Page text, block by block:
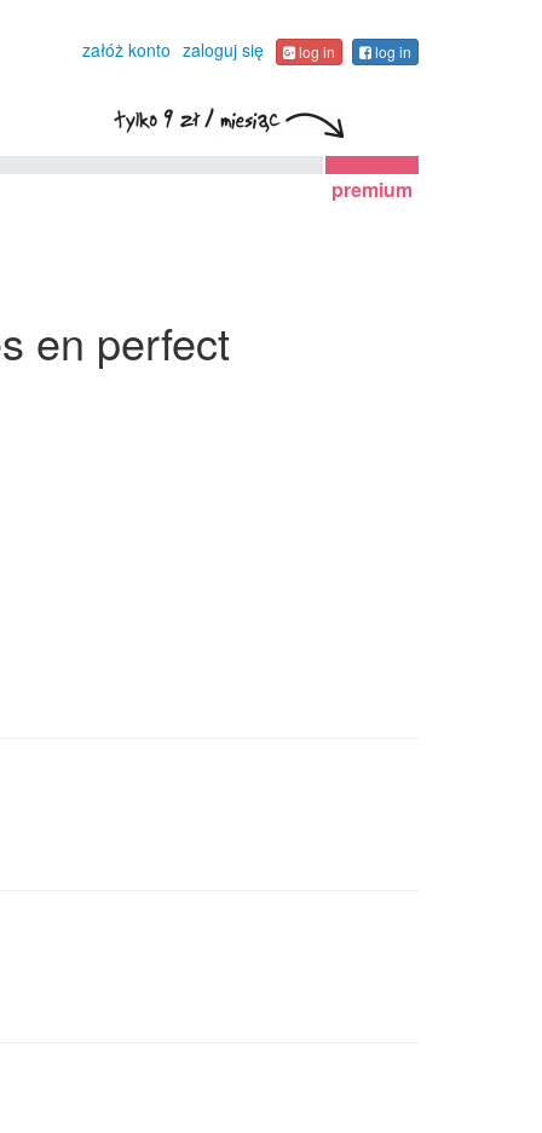
załóż konto zaloguj się log in log in
premium
en perfect